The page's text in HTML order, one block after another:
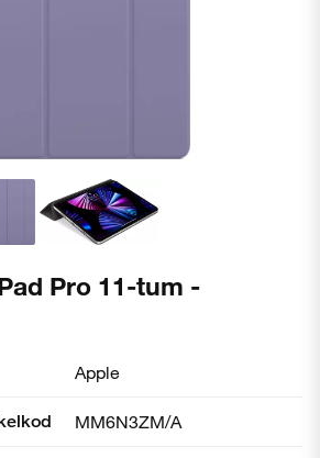
Pro 11-tum -
Apple
MM6N3ZM/A